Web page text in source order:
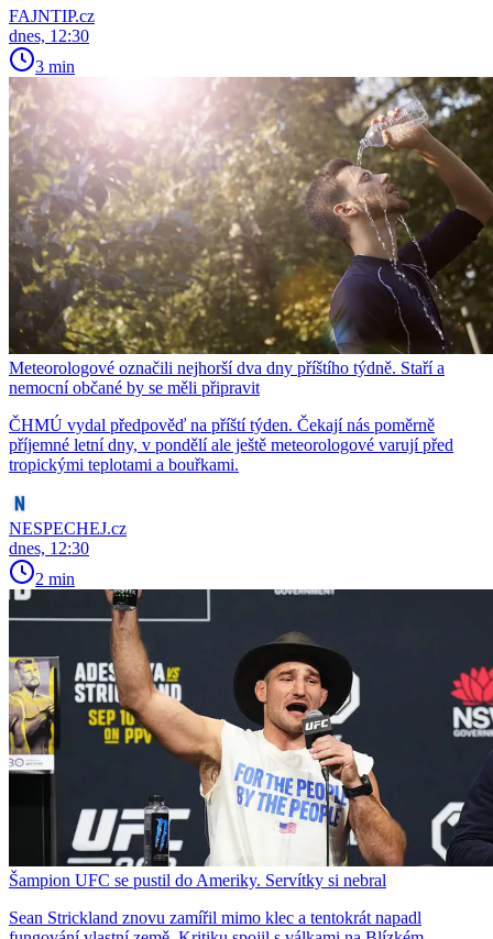
FAJNTIP.cz
dnes, 12:30
3 min
Meteorologové označili nejhorší dva dny příštího týdně. Staří a
nemocní občané by se měli připravit
ČHMÚ vydal předpověď na příští týden. Čekají nás poměrně
příjemné letní dny, v pondělí ale ještě meteorologové varují před
tropickými teplotami a bouřkami.
NESPECHEJ.cz
dnes, 12:30
2 min
Šampion UFC se pustil do Ameriky. Servítky si nebral
Sean Strickland znovu zamířil mimo klec a tentokrát napadl